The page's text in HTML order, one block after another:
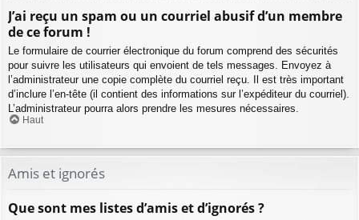
J’ai reçu un spam ou un courriel abusif d’un membre
de ce forum !
Le formulaire de courrier électronique du forum comprend des sécurités
pour suivre les utilisateurs qui envoient de tels messages. Envoyez à
l’administrateur une copie complète du courriel reçu. Il est très important
d’inclure l’en-tête (il contient des informations sur l’expéditeur du courriel).
L’administrateur pourra alors prendre les mesures nécessaires.
Haut
Amis et ignorés
Que sont mes listes d’amis et d’ignorés ?